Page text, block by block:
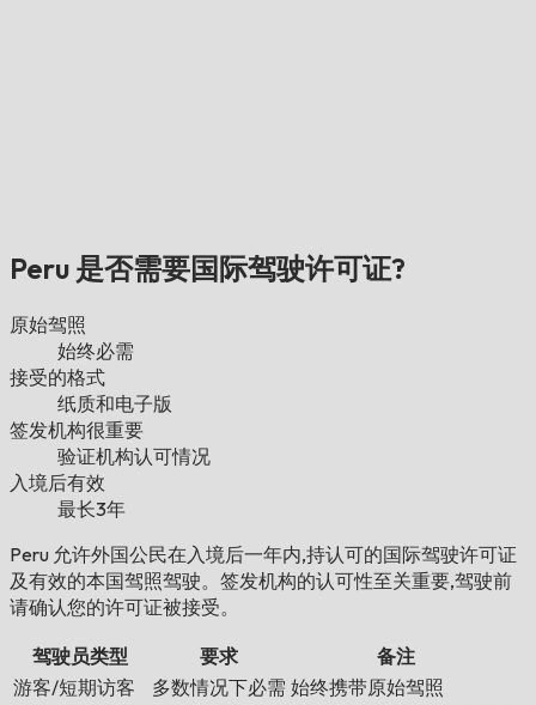
Peru 是否需要国际驾驶许可证?
原始驾照
始终必需
接受的格式
纸质和电子版
签发机构很重要
验证机构认可情况
入境后有效
最长3年
Peru 允许外国公民在入境后一年内,持认可的国际驾驶许可证
及有效的本国驾照驾驶。签发机构的认可性至关重要,驾驶前
请确认您的许可证被接受。
驾驶员类型 要求
备注
游客/短期访客
多数情况下必需 始终携带原始驾照